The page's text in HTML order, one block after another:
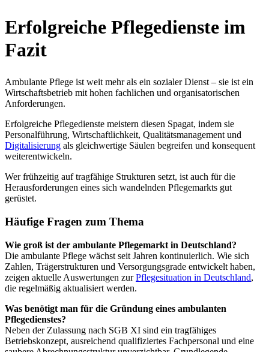
Erfolgreiche Pflegedienste im
Fazit
Ambulante Pflege ist weit mehr als ein sozialer Dienst – sie ist ein
Wirtschaftsbetrieb mit hohen fachlichen und organisatorischen
Anforderungen.
Erfolgreiche Pflegedienste meistern diesen Spagat, indem sie
Personalführung, Wirtschaftlichkeit, Qualitätsmanagement und
Digitalisierung als gleichwertige Säulen begreifen und konsequent
weiterentwickeln.
Wer frühzeitig auf tragfähige Strukturen setzt, ist auch für die
Herausforderungen eines sich wandelnden Pflegemarkts gut
gerüstet.
Häufige Fragen zum Thema
Wie groß ist der ambulante Pflegemarkt in Deutschland?
Die ambulante Pflege wächst seit Jahren kontinuierlich. Wie sich
Zahlen, Trägerstrukturen und Versorgungsgrade entwickelt haben,
zeigen aktuelle Auswertungen zurPflegesituation in Deutschland,
die regelmäßig aktualisiert werden.
Was benötigt man für die Gründung eines ambulanten
Pflegedienstes?
Neben der Zulassung nach SGB XI sind ein tragfähiges
Betriebskonzept, ausreichend qualifiziertes Fachpersonal und eine